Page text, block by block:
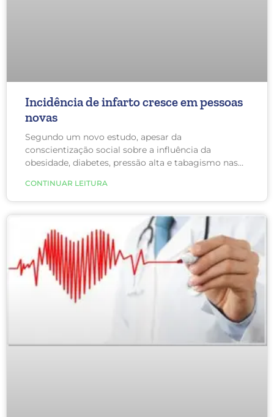
Incidência de infarto cresce em pessoas
novas
Segundo um novo estudo, apesar da
conscientização social sobre a influência da
obesidade, diabetes, pressão alta e tabagismo nas
apresentam um desses fatores de risco em uma
idade mais jovem avançou consideravelmente.
CONTINUAR LEITURA